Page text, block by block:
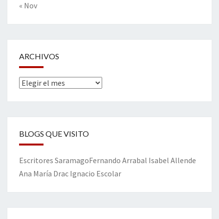
« Nov
ARCHIVOS
Archivos
BLOGS QUE VISITO
Escritores SaramagoFernando Arrabal Isabel Allende
Ana María Drac Ignacio Escolar